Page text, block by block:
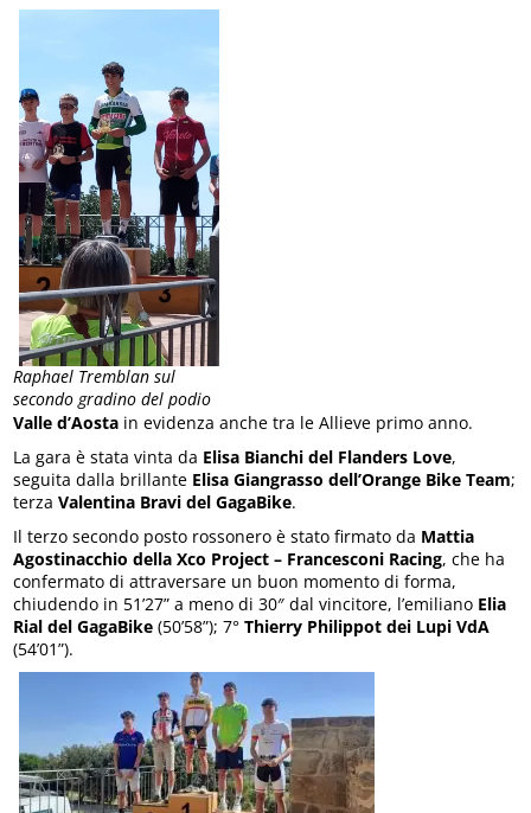
Raphael Tremblan sul
secondo gradino del podio
Valle d’Aosta in evidenza anche tra le Allieve primo anno.
La gara è stata vinta da Elisa Bianchi del Flanders Love,
seguita dalla brillante Elisa Giangrasso dell’Orange Bike Team;
terzaValentina Bravi del GagaBike.
Il terzo secondo posto rossonero è stato firmato da Mattia
Agostinacchio della Xco Project – Francesconi Racing, che ha
confermato di attraversare un buon momento di forma,
chiudendo in 51’27” a meno di 30″ dal vincitore, l’emiliano Elia
Rial del GagaBike (50’58”); 7°Thierry Philippot dei Lupi VdA
(54’01”).